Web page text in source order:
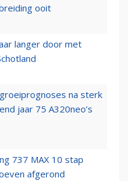
ooit
langer door met
na sterk
jaar 75 A320neo’s
737 MAX 10 stap
afgerond